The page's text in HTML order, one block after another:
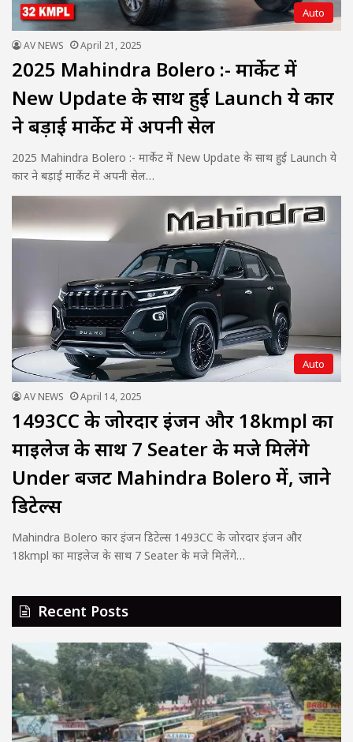
Auto
AV NEWS April 21, 2025
2025 Mahindra Bolero :- मार्केट में
New Update के साथ हुई Launch ये कार
ने बड़ाई मार्केट में अपनी सेल
2025 Mahindra Bolero :- मार्केट में New Update के साथ हुई Launch ये
कार ने बड़ाई मार्केट में अपनी सेल…
Auto
AV NEWS April 14, 2025
1493CC के जोरदार इंजन और 18kmpl का
माइलेज के साथ 7 Seater के मजे मिलेंगे
Under बजट Mahindra Bolero में, जाने
डिटेल्स
Mahindra Bolero कार इंजन डिटेल्स 1493CC के जोरदार इंजन और
18kmpl का माइलेज के साथ 7 Seater के मजे मिलेंगे…
Recent Posts